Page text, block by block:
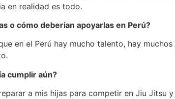
en realidad es todo.
o cómo deberían apoyarlas en Perú?
en el Perú hay mucho talento, hay
cumplir aún?
a mis hijas para competir en Jiu Jitsu